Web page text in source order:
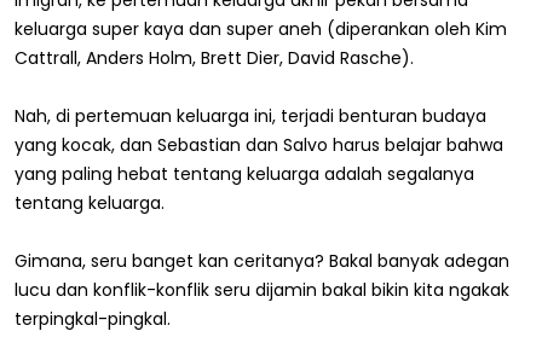
keluarga super kaya dan super aneh (diperankan oleh Kim
Cattrall, Anders Holm, Brett Dier, David Rasche).
Nah, di pertemuan keluarga ini, terjadi benturan budaya
yang kocak, dan Sebastian dan Salvo harus belajar bahwa
yang paling hebat tentang keluarga adalah segalanya
tentang keluarga.
Gimana, seru banget kan ceritanya? Bakal banyak adegan
lucu dan konflik-konflik seru dijamin bakal bikin kita ngakak
terpingkal-pingkal.